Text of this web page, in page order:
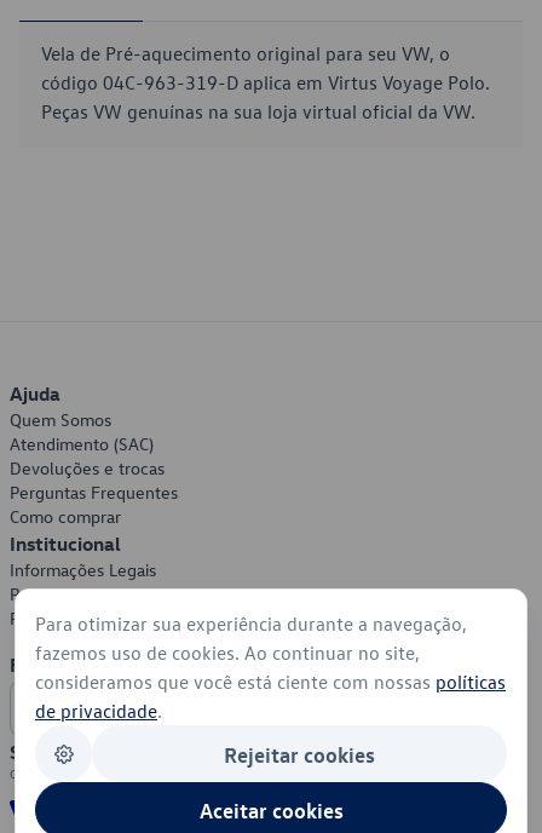
Vela de Pré-aquecimento original para seu VW, o
código 04C-963-319-D aplica em Virtus Voyage Polo.
Peças VW genuínas na sua loja virtual oficial da VW.
Ajuda
Quem Somos
Atendimento (SAC)
Devoluções e trocas
Perguntas Frequentes
Como comprar
Institucional
Informações Legais
Política de Privacidade
Política de Cookies
Formas de Pagamento
Segurança
Para otimizar sua experiência durante a navegação,
fazemos uso de cookies. Ao continuar no site,
consideramos que você está ciente com nossas políticas
de privacidade.
Rejeitar cookies
Aceitar cookies